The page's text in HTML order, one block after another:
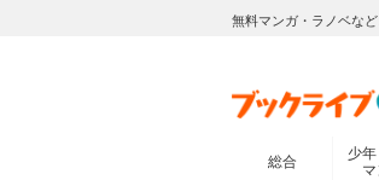
無料マンガ・ラノベな
総合
少